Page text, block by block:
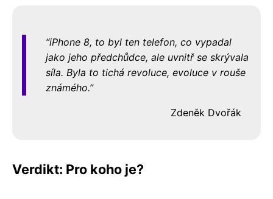
iPhone 8, to byl ten telefon, co vypadal
jako jeho předchůdce, ale uvnitř se skrývala
síla. Byla to tichá revoluce, evoluce v rouše
známého.
Zdeněk Dvořák
Verdikt: Pro koho je?